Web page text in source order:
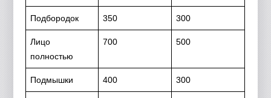
Подбородок 350 300
Лицо
полностью
700 500
Подмышки 400 300